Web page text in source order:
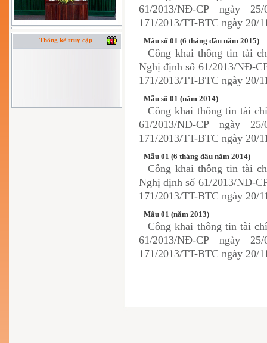
Thống kê truy cập
61/2013/NĐ-CP ngày
171/2013/TT-BTC ngày 20/
Mẫu số 01 (6 tháng đầu năm 2015)
Công khai thông tin tài
Nghị định số 61/2013/NĐ-
171/2013/TT-BTC ngày 20/
Mẫu số 01 (năm 2014)
Công khai thông tin tài
61/2013/NĐ-CP ngày
171/2013/TT-BTC ngày 20/
Mẫu 01 (6 tháng đầu năm 2014)
Công khai thông tin tài
Nghị định số 61/2013/NĐ-
171/2013/TT-BTC ngày 20/
Mẫu 01 (năm 2013)
Công khai thông tin tài
61/2013/NĐ-CP ngày
171/2013/TT-BTC ngày 20/